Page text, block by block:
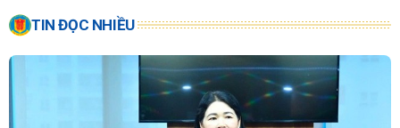
TIN ĐỌC NHIỀU